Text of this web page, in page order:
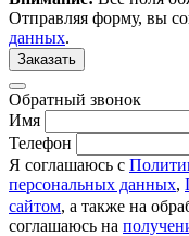
Отправляя форму, вы
данных.
Заказать
Обратный звонок
Имя
Телефон
Я соглашаюсь с
персональных данных,
сайтом, а также на
соглашаюсь на